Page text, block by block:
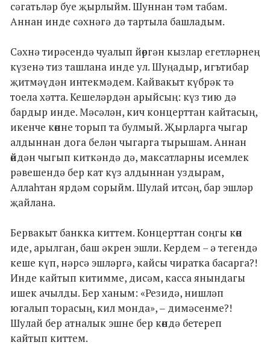
сәгатьләр буе җырлыйм. Шуннан тәм табам.
Аннан инде сәхнәгә дә тартыла башладым.
Сәхнә тирәсендә чуалып йөргән кызлар егетләрнең
күзенә тиз ташлана инде ул. Шуңадыр, игътибар
җитмәүдән интекмәдем. Кайвакыт күбрәк тә
тоела хәтта. Кешеләрдән арыйсың: күз тию дә
бардыр инде. Мәсәлән, кич концерттан кайтасың,
икенче көнне торып та булмый. Җырларга чыгар
алдыннан дога белән чыгарга тырышам. Аннан
өйдән чыгып киткәндә дә, максатларны исемлек
рәвешендә бер кат күз алдыннан уздырам,
Аллаһтан ярдәм сорыйм. Шулай итсәң, бар эшләр
җайлана.
Бервакыт банкка киттем. Концерттан соңгы көн
иде, арылган, баш әкрен эшли. Кердем – ә тегендә
кеше күп, нәрсә эшләргә, кайсы чиратка басарга?!
Инде кайтып китимме, дисәм, касса янындагы
ишек ачылды. Бер ханым: «Резидә, нишләп
югалып торасың, кил монда», ‒ димәсенме?!
Шулай бер атналык эшне бер көндә бетереп
кайтып киттем.